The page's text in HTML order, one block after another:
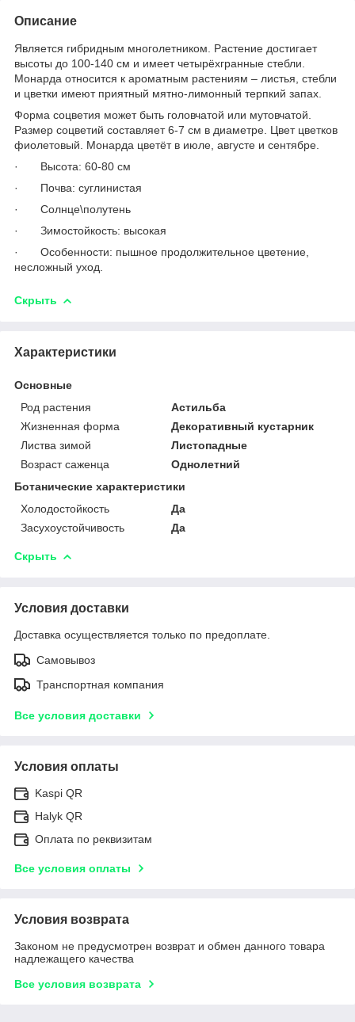
Описание
Является гибридным многолетником. Растение достигает
высоты до 100-140 см и имеет четырёхгранные стебли.
Монарда относится к ароматным растениям – листья, стебли
и цветки имеют приятный мятно-лимонный терпкий запах.
Форма соцветия может быть головчатой или мутовчатой.
Размер соцветий составляет 6-7 см в диаметре. Цвет цветков
фиолетовый. Монарда цветёт в июле, августе и сентябре.
· Высота: 60-80 cм
· Почва: суглинистая
· Солнце\полутень
· Зимостойкость: высокая
· Особенности: пышное продолжительное цветение,
несложный уход.
Скрыть
Характеристики
Основные
Род растения
Астильба
Жизненная форма
Декоративный кустарник
Листва зимой
Листопадные
Возраст саженца
Однолетний
Ботанические характеристики
Холодостойкость
Да
Засухоустойчивость
Да
Скрыть
Условия доставки
Доставка осуществляется только по предоплате.
Самовывоз
Транспортная компания
Все условия доставки
Условия оплаты
Kaspi QR
Halyk QR
Оплата по реквизитам
Все условия оплаты
Условия возврата
Законом не предусмотрен возврат и обмен данного товара
надлежащего качества
Все условия возврата